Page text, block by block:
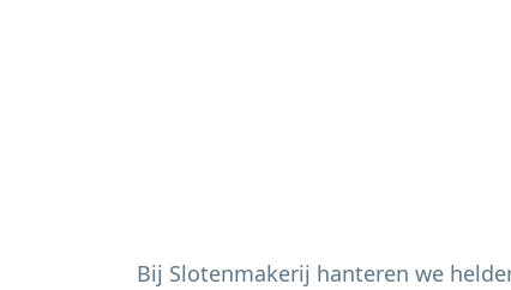
Bij Slotenmakerij hanteren we